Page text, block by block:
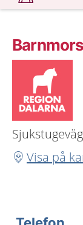
Visa på